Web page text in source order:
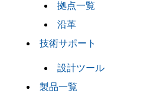
拠点一覧
沿革
技術サポート
設計ツール
製品一覧